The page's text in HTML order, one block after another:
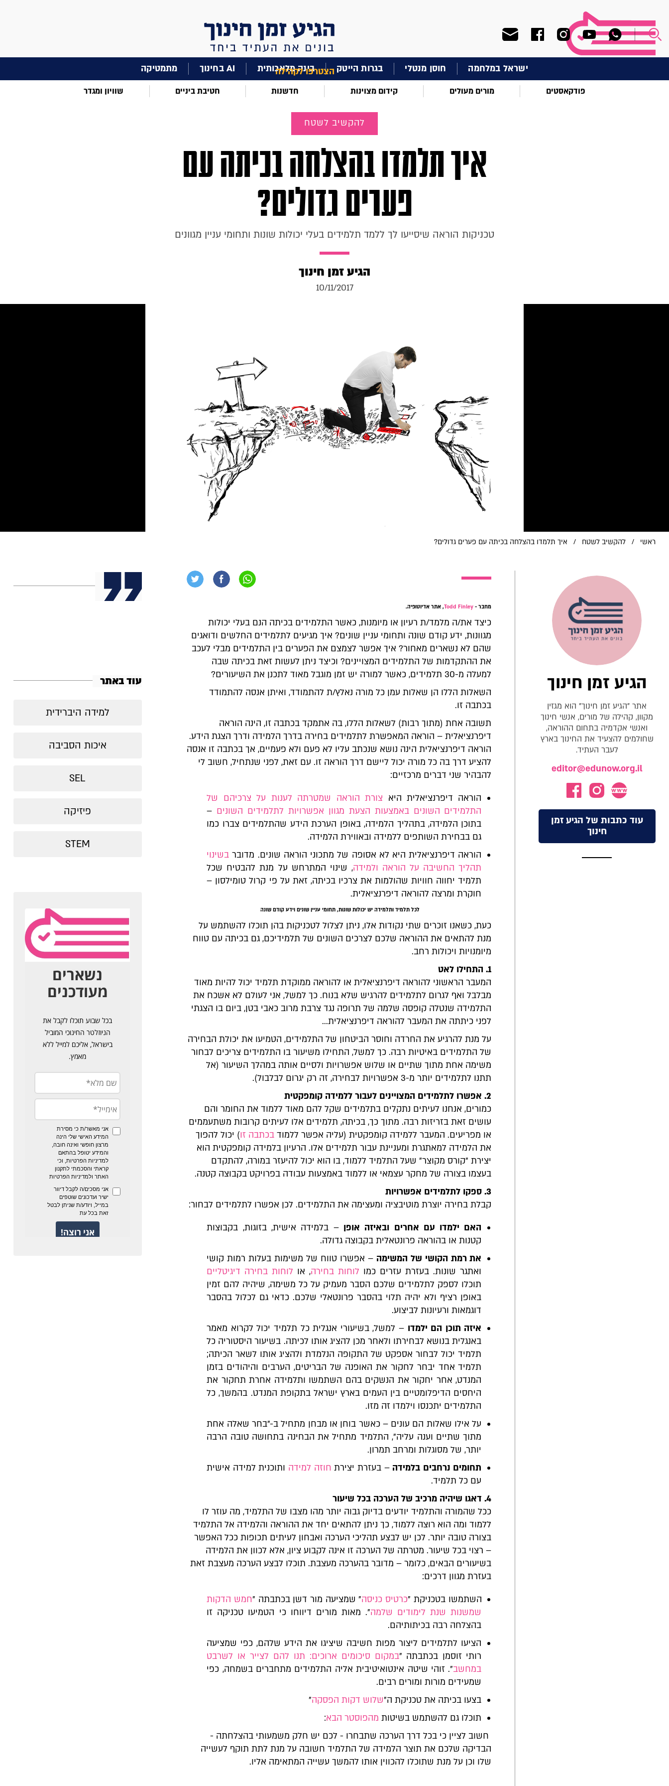
הצטרפו לקהילה ישראל במלחמה חוסן מנטלי בגרות הייטק בינה מלאכותית AI בחינוך מתמטיקה
פודקאסטים מורים מעולים קידום מצוינות חדשנות חטיבת ביניים שוויון ומגדר
להקשיב לשטח
איך תלמדו בהצלחה בכיתה עם
פערים גדולים?
טכניקות הוראה שיסייעו לך ללמד תלמידים בעלי יכולות שונות ותחומי עניין מגוונים
הגיע זמן חינוך
10/11/2017
ראשי / להקשיב לשטח / איך תלמדו בהצלחה בכיתה עם פערים גדולים?
מחבר - Todd Finley, אתר אדיוטופיה.
כיצד את/ה מלמד/ת רעיון או מיומנות, כאשר התלמידים בכיתה הנם בעלי יכולות
מגוונות, ידע קודם שונה ותחומי עניין שונים? איך מגיעים לתלמידים החלשים ודואגים
שהם לא נשארים מאחור? איך אפשר לצמצם את הפערים בין התלמידים מבלי לעכב
את ההתקדמות של התלמידים המצויינים? וכיצד ניתן לעשות זאת בכיתה שבה
למעלה מ-30 תלמידים, כאשר למורה יש זמן מוגבל מאוד לתכנן את השיעורים?
השאלות הללו הן שאלות עמן כל מורה נאלץ/ת להתמודד, ואיתן אנסה להתמודד
בכתבה זו.
תשובה אחת (מתוך רבות) לשאלות הללו, בה אתמקד בכתבה זו, הינה הוראה
דיפרנציאלית – הוראה המאפשרת לתלמידים בחירה בדרך הלמידה ודרך הצגת הידע.
הוראה דיפרנציאלית הינה נושא שנכתב עליו לא פעם ולא פעמיים, אך בכתבה זו אנסה
להציע דרך בה כל מורה יכול ליישם דרך הוראה זו. עם זאת, לפני שנתחיל, חשוב לי
להבהיר שני דברים מרכזיים:
הוראה דיפרנציאלית היא צורת הוראה שמטרתה לענות על צרכיהם של
התלמידים השונים באמצעות הצעת מגוון אפשרויות לתלמידים השונים –
בתוכן הלמידה, בתהליך הלמידה, באופן הערכת הידע שהתלמידים צברו כמו
גם בבחירת השותפים ללמידה ובאווירת הלמידה.
הוראה דיפרנציאלית היא לא אסופה של מתכוני הוראה שונים. מדובר בשינוי
תהליך החשיבה על הוראה ולמידה, שינוי המתרחש על מנת להבטיח שכל
תלמיד יחווה חוויות שהולמות את צרכיו בכיתה, זאת על פי קרול טומילסון –
חוקרת ומרצה להוראה דיפרנציאלית.
לכל תלמיד ותלמידה יש יכולות שונות, תחומי עניין שונים וידע קודם שונה
כעת, כשאנו זוכרים שתי נקודות אלו, ניתן לצלול לטכניקות בהן תוכלו להשתמש על
מנת להתאים את ההוראה שלכם לצרכים השונים של תלמידיכם, גם בכיתה עם טווח
מיומנויות ויכולות רחב.
1. התחילו לאט
המעבר הראשוני להוראה דיפרנציאלית או להוראה ממוקדת תלמיד יכול להיות מאוד
מבלבל ואף לגרום לתלמידים להרגיש שלא בנוח. כך למשל, אני לעולם לא אשכח את
התלמידה שנטלה קופסה שלמה של תרופה נגד צרבת מרוב כאבי בטן, ביום בו הצגתי
לפני כיתתה את המעבר להוראה דיפרנציאלית...
על מנת להרגיע את החרדה וחוסר הביטחון של התלמידים, הטמיעו את יכולת הבחירה
של התלמידים באיטיות רבה. כך למשל, התחילו משיעור בו התלמידים צריכים לבחור
משימה אחת מתוך שתיים או שלוש אפשרויות ולסיים אותה במהלך השיעור (אל
תתנו לתלמידים יותר מ-3 אפשרויות לבחירה, זה רק יגרום לבלבול).
2. אפשרו לתלמידים המצויינים לעבור ללמידה קומפקטית
כמורים, אנחנו לעיתים נתקלים בתלמידים שקל להם מאוד ללמוד את החומר והם
עושים זאת בזריזות רבה. מתוך כך, בכיתה, תלמידים אלו לעיתים קרובות משתעממים
או מפריעים. המעבר ללמידה קומפקטית (עליה אפשר ללמוד בכתבה זו) יכול להפוך
את הלמידה למאתגרת ומעניינת עבור תלמידים אלו. הרעיון בלמידה קומפקטית הוא
יצירת "קורס מקוצר" שעל התלמיד ללמוד, בו הוא יכול להיעזר במורה, להתקדם
בעצמו בצורה של מחקר עצמאי או ללמוד באמצעות עבודה בפרויקט בקבוצה קטנה.
3. ספקו לתלמידים אפשרויות
קבלת בחירה יוצרת מוטיבציה ומעצימה את התלמידים. לכן אפשרו לתלמידים לבחור:
האם ילמדו עם אחרים ובאיזה אופן – בלמידה אישית, בזוגות, בקבוצות
קטנות או בהוראה פרונטאלית בקבוצה גדולה.
את רמת הקושי של המשימה – אפשרו טווח של משימות בעלות רמות קושי
ואתגר שונות. בעזרת עזרים כמו לוחות בחירה, או לוחות בחירה דיגיטליים
תוכלו לספק לתלמידים שלכם הסבר מעמיק על כל משימה, שיהיה להם זמין
באופן רציף ולא יהיה תלוי בהסבר פרונטאלי שלכם. כדאי גם לכלול בהסבר
דוגמאות ורעיונות לביצוע.
איזה תוכן הם ילמדו – למשל, בשיעורי אנגלית כל תלמיד יכול לקרוא מאמר
באנגלית בנושא לבחירתו ולאחר מכן להציג אותו לכיתה. בשיעור היסטוריה כל
תלמיד יכול לבחור אספקט של התקופה הנלמדת ולהציג אותו לשאר הכיתה;
תלמיד אחד יבחר לחקור את האופנה של הבריטים, הערבים והיהודים בזמן
המנדט, אחר יחקור את הנשקים בהם השתמשו ותלמידה אחרת תחקור את
היחסים הדיפלומטיים בין העמים בארץ ישראל בתקופת המנדט. בהמשך, כל
התלמידים יתכנסו וילמדו זה מזו.
על אילו שאלות הם עונים – כאשר בוחן או מבחן מתחיל ב-"בחר שאלה אחת
מתוך שתיים וענה עליה", התלמיד מתחיל את הבחינה בתחושה טובה הרבה
יותר, של מסוגלות ומרחב תמרון.
תחומים נרחבים בלמידה – בעזרת יצירת חוזה למידה ותוכנית למידה אישית
עם כל תלמיד.
4. דאגו שיהיה מרכיב של הערכה בכל שיעור
ככל שהמורה והתלמיד יודעים בדיוק גבוה יותר מהו מצבו של התלמיד, מה עוזר לו
ללמוד ומה הוא רוצה ללמוד, כך ניתן להתאים יחד את ההוראה והלמידה אל התלמיד
בצורה טובה יותר. לכן יש לבצע תהליכי הערכה ואבחון לעיתים תכופות ככל האפשר
– רצוי בכל שיעור. מטרתה של הערכה זו אינה לקבוע ציון, אלא לכוון את הלמידה
בשיעורים הבאים, כלומר – מדובר בהערכה מעצבת. תוכלו לבצע הערכה מעצבת זאת
בעזרת מגוון דרכים:
השתמשו בטכניקת "כרטיס כניסה" שמציעה מור דשן בכתבתה "חמש הדקות
שמשנות שנת לימודים שלמה". מאות מורים דיווחו כי הטמיעו טכניקה זו
בהצלחה רבה בכיתותיהם.
הציעו לתלמידים ליצור מפות חשיבה שיציגו את הידע שלהם, כפי שמציעה
רותי זוסמן בכתבתה "במקום סיכומים ארוכים: תנו להם לצייר או לשרבט
במחשב". זוהי שיטה אינטואיטיבית אליה התלמידים מתחברים בשמחה, כפי
שמעידים מורות ומורים רבים.
בצעו בכיתה את טכניקת ה"שלוש דקות הפסקה"
תוכלו גם להשתמש בשיטות מהפוסטר הבא:
חשוב לציין כי בכל דרך הערכה שתבחרו - לכם יש חלק משמעותי בהצלחתה -
הבדיקה שלכם את תוצר הלמידה של התלמיד חשובה על מנת לתת תוקף לעשייה
שלו וכן על מנת שתוכלו להכווין אותו להמשך עשייה המתאימה אליו.
הגיע זמן חינוך
אתר "הגיע זמן חינוך" הוא מגזין
מקוון, קהילה של מורים, אנשי חינוך
ואנשי אקדמיה בתחום ההוראה,
שחולמים להצעיד את החינוך בארץ
לעבר העתיד.
editor@edunow.org.il
עוד כתבות של הגיע זמן
חינוך
עוד באתר
למידה היברידית
איכות הסביבה
SEL
פיזיקה
STEM